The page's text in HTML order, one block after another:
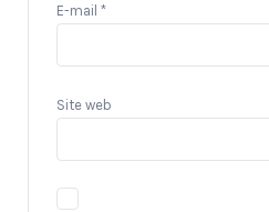
E-mail *
Site web